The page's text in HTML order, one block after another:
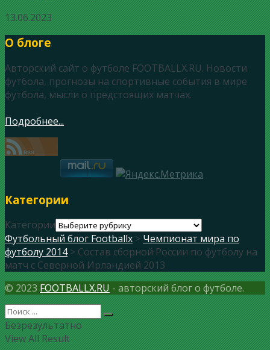
13.06.2023
О блоге
Авторский сайт о футболе FOOTBALLX.RU. Новости
футбола, прогнозы на спортивные события в мире
футбола, мысли о предстоящих матчах.
Подробнее...
Категории
Категории
Футбольный блог Footballx > Чемпионат мира по
футболу 2014> Состав сборной России по футболу на
матч с Северной Ирландией 2013
© 2023 FOOTBALLX.RU - авторский блог о футболе.
Безрезультатно
View All Result